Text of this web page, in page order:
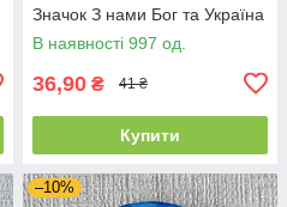
Значок З нами Бог та Україна
В наявності 997 од.
36,90 ₴ 41 ₴
Купити
–10%